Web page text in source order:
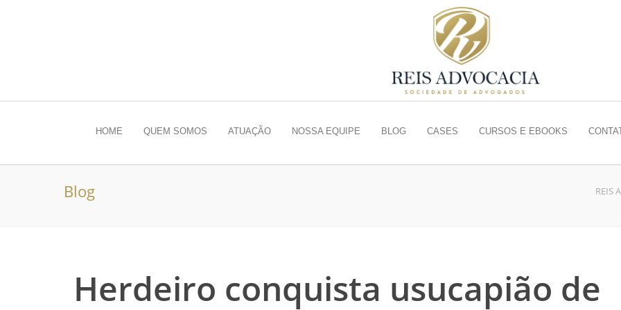
HOME QUEM SOMOS ATUAÇÃO NOSSA EQUIPE BLOG CASES CURSOS E EBOOKS
Blog REIS
Herdeiro conquista usucapião de